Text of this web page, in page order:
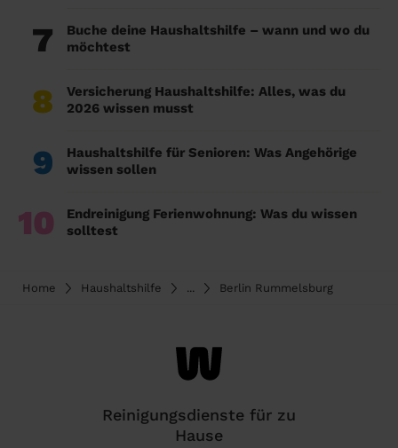
7
Buche deine Haushaltshilfe – wann und wo du
möchtest
8
Versicherung Haushaltshilfe: Alles, was du
2026 wissen musst
9
Haushaltshilfe für Senioren: Was Angehörige
wissen sollen
10
Endreinigung Ferienwohnung: Was du wissen
solltest
Home Haushaltshilfe ... Berlin Rummelsburg
Reinigungsdienste für zu
Hause